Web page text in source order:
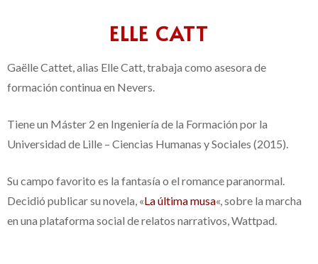
ELLE CATT
Gaëlle Cattet, alias Elle Catt, trabaja como asesora de
formación continua en Nevers.
Tiene un Máster 2 en Ingeniería de la Formación por la
Universidad de Lille – Ciencias Humanas y Sociales (2015).
Su campo favorito es la fantasía o el romance paranormal.
Decidió publicar su novela, «La última musa«, sobre la marcha
en una plataforma social de relatos narrativos, Wattpad.